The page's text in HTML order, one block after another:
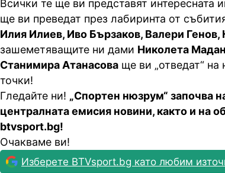
Всички те ще ви представят интересната
ще ви преведат през лабиринта от
Илия Илиев, Иво Бързаков, Валери Генов,
зашеметяващите ни дами Николета
Станимира Атанасова ще ви „отведат“
точки!
Гледайте ни! „Спортен нюзрум“ започва
централната емисия новини, както и на
btvsport.bg!
Очакваме ви!
Изберете BTVsport.bg като любим